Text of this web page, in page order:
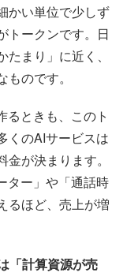
かい単位で少しず
トークンです。日
まり」に近く、
のです。
るときも、このト
くのAIサービスは
が決まります。
ター」や「通話時
るほど、売上が増
「計算資源が売